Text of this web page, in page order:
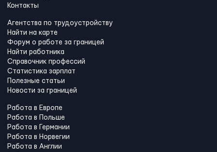
Контакты
Агентства по трудоустройству
Найти на карте
Форум о работе за границей
Найти работника
Справочник профессий
Статистика зарплат
Полезные статьи
Новости за границей
Работа в Европе
Работа в Польше
Работа в Германии
Работа в Норвегии
Работа в Англии